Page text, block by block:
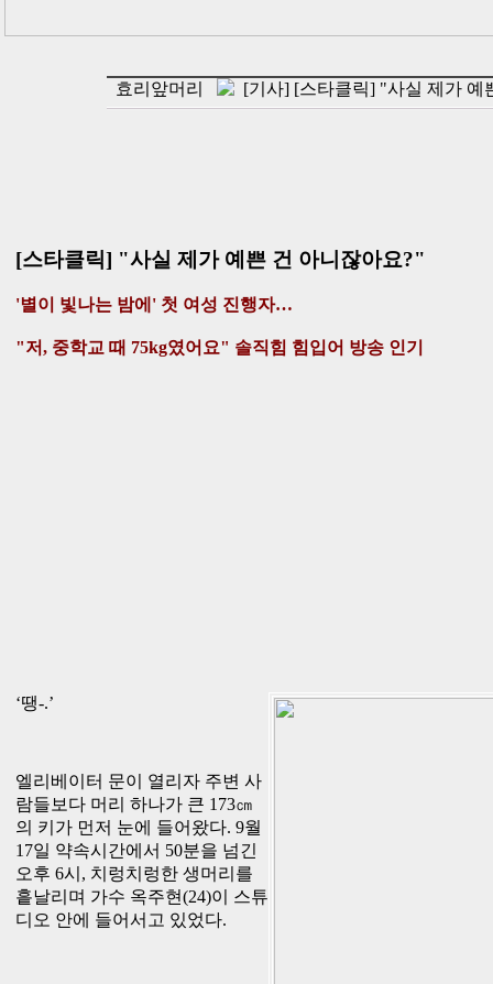
효리앞머리 [기사] [스타클릭] "사실 제가 예
[스타클릭] "사실 제가 예쁜 건 아니잖아요?"
'별이 빛나는 밤에' 첫 여성 진행자…
"저, 중학교 때 75kg였어요" 솔직힘 힘입어 방송 인기
‘땡-.’
엘리베이터 문이 열리자 주변 사
람들보다 머리 하나가 큰 173㎝
의 키가 먼저 눈에 들어왔다. 9월
17일 약속시간에서 50분을 넘긴
오후 6시, 치렁치렁한 생머리를
흩날리며 가수 옥주현(24)이 스튜
디오 안에 들어서고 있었다.